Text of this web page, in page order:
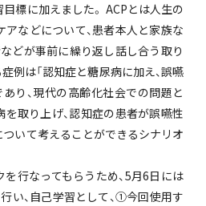
標に加えました。 ACPとは人生の
などについて、患者本人と家族な
どが事前に繰り返し話し合う取り
例は「認知症と糖尿病に加え、誤嚥
り、現代の高齢化社会での問題と
取り上げ、認知症の患者が誤嚥性
いて考えることができるシナリオ
行なってもらうため、5月6日には
い、自己学習として、①今回使用す